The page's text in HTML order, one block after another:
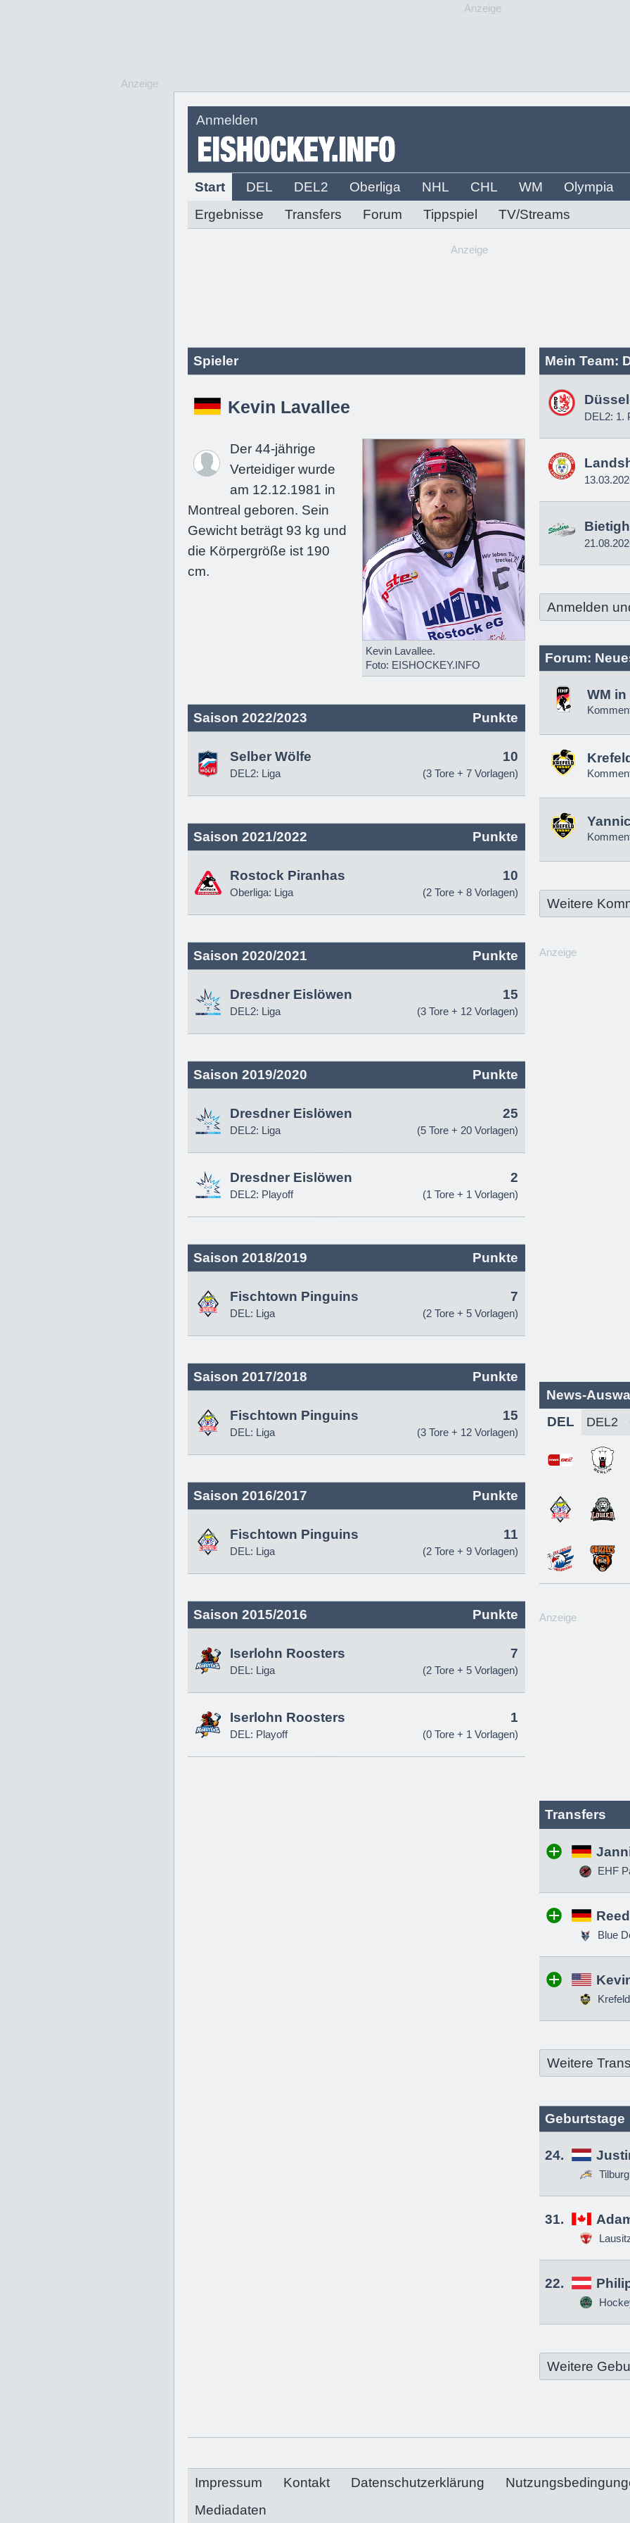
Anzeige
Anmelden
Start DEL DEL2 Oberliga NHL CHL WM
Olympia
Ergebnisse
Transfers Forum Tippspiel TV/Streams
Anzeige
Anzeige
Spieler
Kevin Lavallee
Kevin Lavallee.
Foto: EISHOCKEY.INFO
Der 44-jährige
Verteidiger wurde
am 12.12.1981 in
Montreal geboren. Sein
Gewicht beträgt 93 kg und
die Körpergröße ist 190
cm.
Saison 2022/2023 Punkte
Selber Wölfe
DEL2: Liga
10
(3 Tore + 7 Vorlagen)
Saison 2021/2022 Punkte
Rostock Piranhas
Oberliga: Liga
10
(2 Tore + 8 Vorlagen)
Saison 2020/2021 Punkte
Dresdner Eislöwen
DEL2: Liga
15
(3 Tore + 12 Vorlagen)
Saison 2019/2020 Punkte
Dresdner Eislöwen
DEL2: Liga
25
(5 Tore + 20 Vorlagen)
Dresdner Eislöwen
DEL2: Playoff
2
(1 Tore + 1 Vorlagen)
Saison 2018/2019 Punkte
Fischtown Pinguins
DEL: Liga
7
(2 Tore + 5 Vorlagen)
Saison 2017/2018 Punkte
Fischtown Pinguins
DEL: Liga
15
(3 Tore + 12 Vorlagen)
Saison 2016/2017 Punkte
Fischtown Pinguins
DEL: Liga
11
(2 Tore + 9 Vorlagen)
Saison 2015/2016 Punkte
Iserlohn Roosters
DEL: Liga
7
(2 Tore + 5 Vorlagen)
Iserlohn Roosters
DEL: Playoff
1
(0 Tore + 1 Vorlagen)
Mein Team:
DEL2: 1.
Anmelden
Forum:
WM
Weitere
Anzeige
News-
DEL
Anzeige
Transfers
EHF
Blue
Weitere
Geburtstage
24.
31.
22.
Weitere
Impressum Kontakt Datenschutzerklärung
Mediadaten